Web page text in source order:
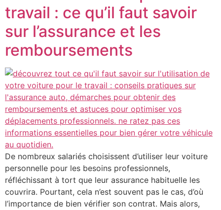
travail : ce qu’il faut savoir
sur l’assurance et les
remboursements
De nombreux salariés choisissent d’utiliser leur voiture
personnelle pour les besoins professionnels,
réfléchissant à tort que leur assurance habituelle les
couvrira. Pourtant, cela n’est souvent pas le cas, d’où
l’importance de bien vérifier son contrat. Mais alors,